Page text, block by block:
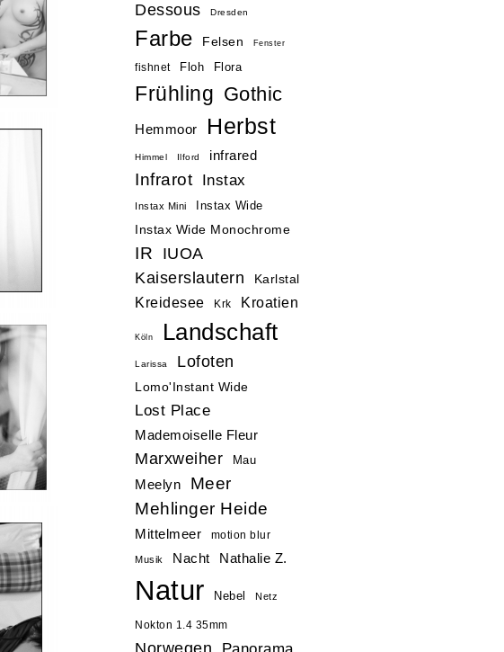
Dessous Dresden
Farbe Felsen Fenster
fishnet Floh Flora
Frühling Gothic
Hemmoor Herbst
Himmel Ilford infrared
Infrarot Instax
Instax Mini
Instax Wide
Instax Wide Monochrome
IR
IUOA
Kaiserslautern
Karlstal
Kreidesee Krk Kroatien
Köln Landschaft
Larissa Lofoten
Lomo'Instant Wide
Lost Place
Mademoiselle Fleur
Marxweiher Mau
Meelyn
Meer
Mehlinger Heide
Mittelmeer motion blur
Musik Nacht Nathalie Z.
Natur Nebel Netz
Nokton 1.4 35mm
Norwegen